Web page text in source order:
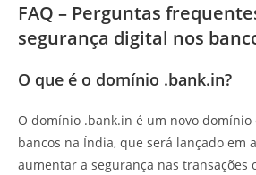
FAQ – Perguntas
segurança digital nos
O que é o domínio .bank.in?
O domínio .bank.in é um novo domínio
bancos na Índia, que será lançado em
aumentar a segurança nas transações